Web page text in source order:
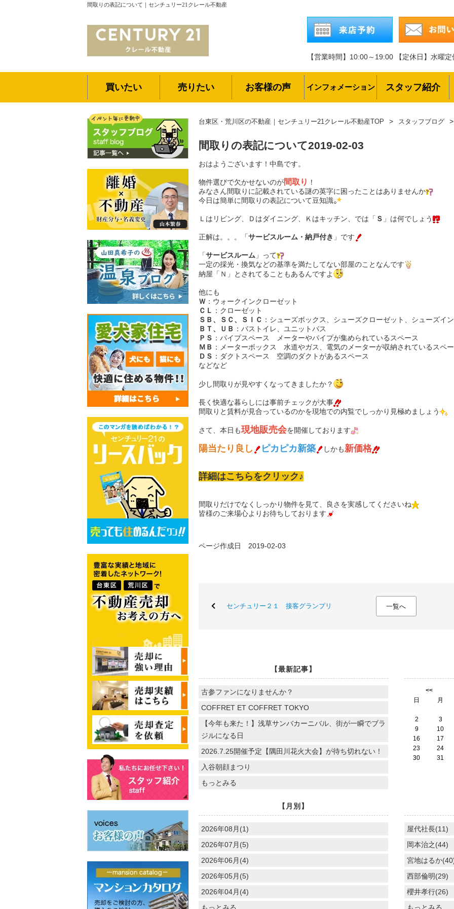
間取りの表記について｜センチュリー21クレール不動産
【営業時間】10:00～19:00 【定休日】水曜定
買いたい 売りたい お客様の声 インフォメーション スタッフ紹介
台東区・荒川区の不動産｜センチュリー21クレール不動産TOP スタッフブログ
間取りの表記について2019-02-03
おはようございます！中島です。
物件選びで欠かせないのが間取り ！
みなさん間取りに記載されている謎の英字に困ったことはありませんか
今日は簡単に間取りの表記について豆知識
Ｌはリビング、Ｄはダイニング、Ｋはキッチン、では「 Ｓ 」は何でしょう
正解は。。。「サービスルーム・納戸付き 」です
「サービスルーム 」って
一定の採光・換気などの基準を満たしてない部屋のことなんです
納屋「Ｎ」とされてることもあるんですよ
他にも
Ｗ ：ウォークインクローゼット
ＣＬ ：クローゼット
ＳＢ、ＳＣ、ＳＩＣ ：シューズボックス、シューズクローゼット、シューズイ
ＢＴ、ＵＢ ：バストイレ、ユニットバス
ＰＳ ：パイプスペース メーターやパイプが集められているスペース
ＭＢ ：メーターボックス 水道やガス、電気のメーターが収納されているスペ
ＤＳ ：ダクトスペース 空調のダクトがあるスペース
などなど
少し間取りが見やすくなってきましたか？
長く快適な暮らしには事前チェックが大事
間取りと賃料が見合っているのかを現地での内覧でしっかり見極めましょう
さて、本日も現地販売会を開催しております
陽当たり良し ピカピカ新築 しかも新価格
詳細はこちらをクリック♪
間取りだけでなくしっかり物件を見て、良さを実感してくださいね
皆様のご来場心よりお待ちしております
ページ作成日 2019-02-03
センチュリー２１ 接客グランプリ 一覧へ
【最新記事】
古参ファンになりませんか？
COFFRET ET COFFRET TOKYO
【今年も来た！】浅草サンバカーニバル、街が一瞬でブラ
ジルになる日
2026.7.25開催予定【隅田川花火大会】が待ち切れない！
入谷朝顔まつり
もっとみる
<<
日
月
2
3
9
10
16
17
23
24
30
31
【月別】
2026年08月(1)
2026年07月(5)
2026年06月(4)
2026年05月(5)
2026年04月(4)
屋代社長(11)
岡本治之(44)
宮地はるか
西部倫明(29)
櫻井孝行(26)